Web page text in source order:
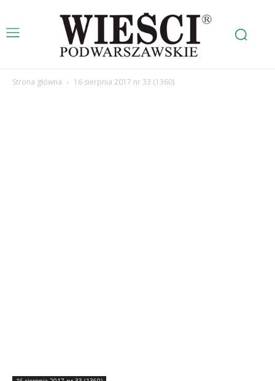
Strona główna 16 sierpnia 2017 nr 33 (1360)